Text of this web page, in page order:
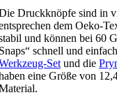
Druckknöpfe sind in
dem Oeko-
und können bei 60
schnell und
Set und die
eine Größe von